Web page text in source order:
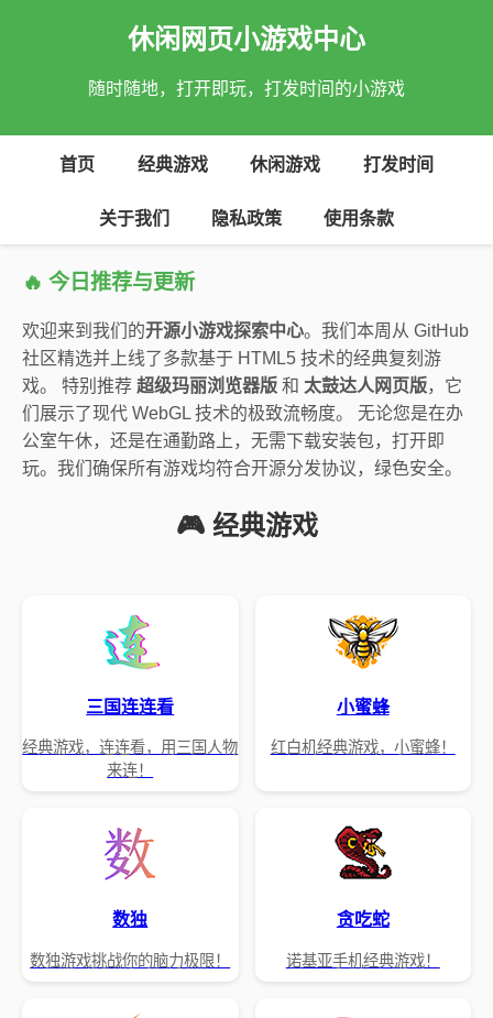
休闲网页小游戏中心
随时随地，打开即玩，打发时间的小游戏
首页 经典游戏 休闲游戏 打发时间
关于我们 隐私政策 使用条款
🔥 今日推荐与更新
欢迎来到我们的开源小游戏探索中心。我们本周从 GitHub
社区精选并上线了多款基于 HTML5 技术的经典复刻游
戏。 特别推荐 超级玛丽浏览器版 和 太鼓达人网页版，它
们展示了现代 WebGL 技术的极致流畅度。 无论您是在办
公室午休，还是在通勤路上，无需下载安装包，打开即
玩。我们确保所有游戏均符合开源分发协议，绿色安全。
🎮 经典游戏
三国连连看
经典游戏，连连看，用三国人物
来连！
小蜜蜂
红白机经典游戏，小蜜蜂！
数独
数独游戏挑战你的脑力极限！
贪吃蛇
诺基亚手机经典游戏！